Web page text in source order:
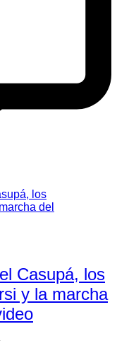
Casupá, los
y la marcha